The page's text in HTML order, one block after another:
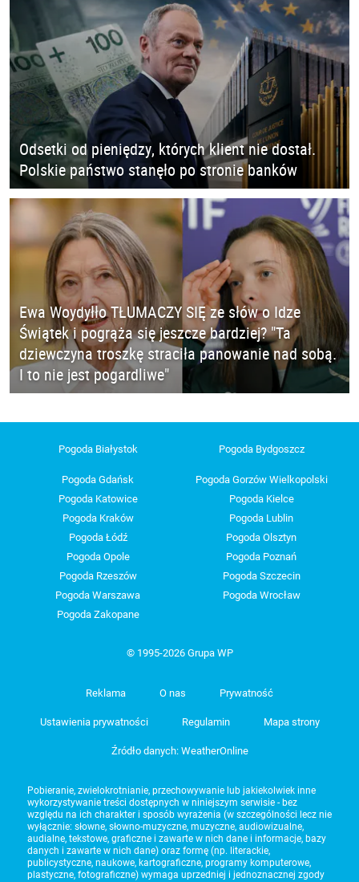
Odsetki od pieniędzy, których klient nie dostał.
Polskie państwo stanęło po stronie banków
Ewa Woydyłło TŁUMACZY SIĘ ze słów o Idze
Świątek i pogrąża się jeszcze bardziej? "Ta
dziewczyna troszkę straciła panowanie nad sobą.
I to nie jest pogardliwe"
Pogoda Białystok Pogoda Bydgoszcz
Pogoda Gdańsk
Pogoda Gorzów Wielkopolski
Pogoda Katowice
Pogoda Kielce
Pogoda Kraków
Pogoda Lublin
Pogoda Łódź
Pogoda Olsztyn
Pogoda Opole
Pogoda Poznań
Pogoda Rzeszów
Pogoda Szczecin
Pogoda Warszawa
Pogoda Wrocław
Pogoda Zakopane
© 1995-2026 Grupa WP
Reklama O nas Prywatność
Ustawienia prywatności Regulamin Mapa strony
Źródło danych: WeatherOnline
Pobieranie, zwielokrotnianie, przechowywanie lub jakiekolwiek inne
wykorzystywanie treści dostępnych w niniejszym serwisie - bez
względu na ich charakter i sposób wyrażenia (w szczególności lecz nie
wyłącznie: słowne, słowno-muzyczne, muzyczne, audiowizualne,
audialne, tekstowe, graficzne i zawarte w nich dane i informacje, bazy
danych i zawarte w nich dane) oraz formę (np. literackie,
publicystyczne, naukowe, kartograficzne, programy komputerowe,
plastyczne, fotograficzne) wymaga uprzedniej i jednoznacznej zgody